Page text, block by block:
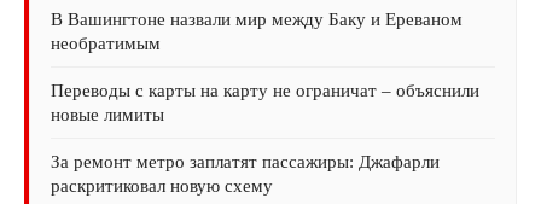
В Вашингтоне назвали мир между Баку и Ереваном
необратимым
Переводы с карты на карту не ограничат – объяснили
новые лимиты
За ремонт метро заплатят пассажиры: Джафарли
раскритиковал новую схему